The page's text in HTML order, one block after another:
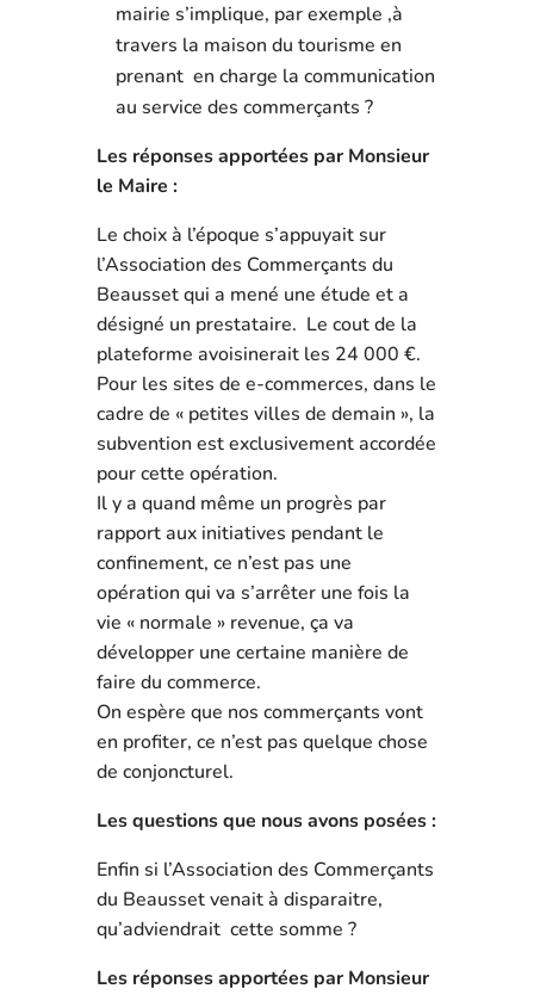
mairie s’implique, par exemple ,à
travers la maison du tourisme en
prenant en charge la communication
au service des commerçants ?
Les réponses apportées par Monsieur
le Maire :
Le choix à l’époque s’appuyait sur
l’Association des Commerçants du
Beausset qui a mené une étude et a
désigné un prestataire. Le cout de la
plateforme avoisinerait les 24 000 €.
Pour les sites de e-commerces, dans le
cadre de « petites villes de demain », la
subvention est exclusivement accordée
pour cette opération.
Il y a quand même un progrès par
rapport aux initiatives pendant le
confinement, ce n’est pas une
opération qui va s’arrêter une fois la
vie « normale » revenue, ça va
développer une certaine manière de
faire du commerce.
On espère que nos commerçants vont
en profiter, ce n’est pas quelque chose
de conjoncturel.
Les questions que nous avons posées :
Enfin si l’Association des Commerçants
du Beausset venait à disparaitre,
qu’adviendrait cette somme ?
Les réponses apportées par Monsieur